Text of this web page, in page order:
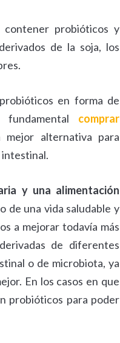
contener probióticos y
de la soja, los
en forma de
comprar
alternativa para
intestinal.
y una alimentación
de una vida saludable y
a mejorar todavía más
de diferentes
o de microbiota, ya
En los casos en que
probióticos para poder